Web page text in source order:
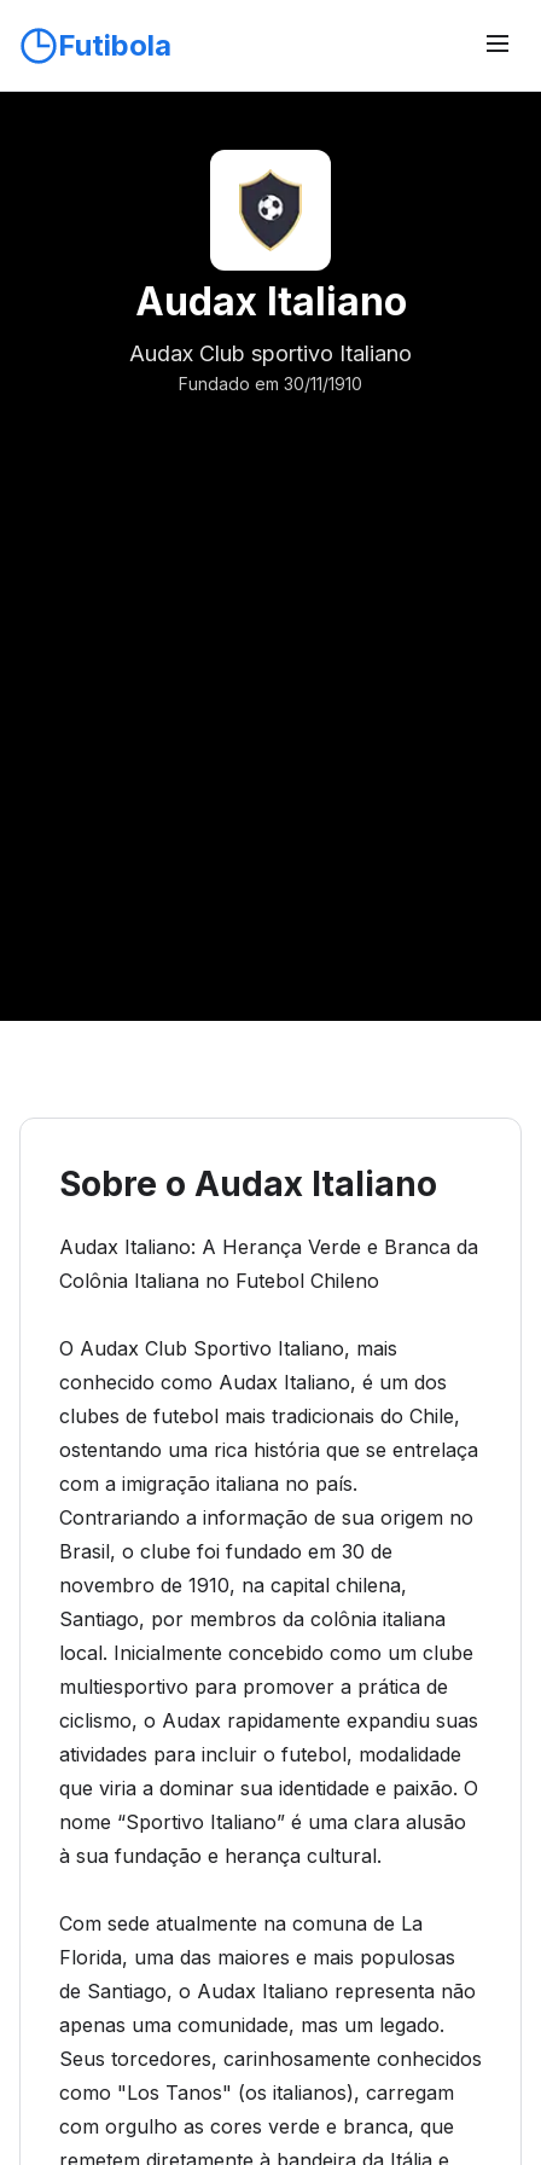
Futibola
Audax Italiano
Audax Club sportivo Italiano
Fundado em 30/11/1910
Sobre o Audax Italiano
Audax Italiano: A Herança Verde e Branca da
Colônia Italiana no Futebol Chileno
O Audax Club Sportivo Italiano, mais
conhecido como Audax Italiano, é um dos
clubes de futebol mais tradicionais do Chile,
ostentando uma rica história que se entrelaça
com a imigração italiana no país.
Contrariando a informação de sua origem no
Brasil, o clube foi fundado em 30 de
novembro de 1910, na capital chilena,
Santiago, por membros da colônia italiana
local. Inicialmente concebido como um clube
multiesportivo para promover a prática de
ciclismo, o Audax rapidamente expandiu suas
atividades para incluir o futebol, modalidade
que viria a dominar sua identidade e paixão. O
nome “Sportivo Italiano” é uma clara alusão
à sua fundação e herança cultural.
Com sede atualmente na comuna de La
Florida, uma das maiores e mais populosas
de Santiago, o Audax Italiano representa não
apenas uma comunidade, mas um legado.
Seus torcedores, carinhosamente conhecidos
como "Los Tanos" (os italianos), carregam
com orgulho as cores verde e branca, que
remetem diretamente à bandeira da Itália e